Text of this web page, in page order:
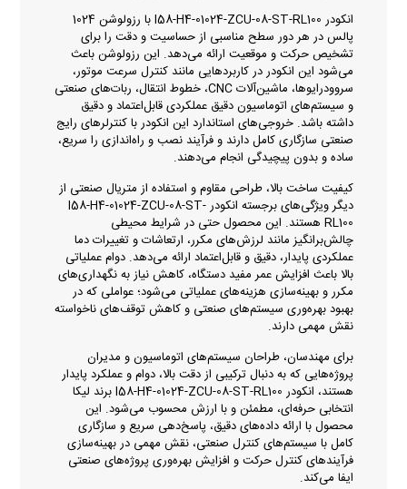
انکودر I58-H4-01024-ZCU-08-ST-RL100 با رزولوشن 1024
پالس در هر دور سطح مناسبی از حساسیت و دقت را برای
تشخیص حرکت و موقعیت ارائه می‌دهد. این رزولوشن باعث
می‌شود این انکودر در کاربردهایی مانند کنترل سرعت موتور،
سروودرایوها، ماشین‌آلات CNC، خطوط انتقال، ربات‌های صنعتی
و سیستم‌های اتوماسیون دقیق عملکردی قابل‌اعتماد و دقیق
داشته باشد. خروجی‌های استاندارد این انکودر با کنترلرهای رایج
صنعتی سازگاری کامل دارند و فرآیند نصب و راه‌اندازی را سریع،
ساده و بدون پیچیدگی انجام می‌دهند.
کیفیت ساخت بالا، طراحی مقاوم و استفاده از متریال صنعتی از
دیگر ویژگی‌های برجسته انکودر I58-H4-01024-ZCU-08-ST-
RL100 هستند. این محصول حتی در شرایط محیطی
چالش‌برانگیز مانند لرزش‌های مکرر، ارتعاشات و تغییرات دما
عملکردی پایدار، دقیق و قابل‌اعتماد ارائه می‌دهد. دوام عملیاتی
بالا باعث افزایش عمر مفید دستگاه، کاهش نیاز به نگهداری‌های
مکرر و بهینه‌سازی هزینه‌های عملیاتی می‌شود؛ عواملی که در
بهبود بهره‌وری سیستم‌های صنعتی و کاهش توقف‌های ناخواسته
نقش مهمی دارند.
برای مهندسان، طراحان سیستم‌های اتوماسیون و مدیران
پروژه‌هایی که به دنبال ترکیبی از دقت بالا، دوام و عملکرد پایدار
هستند، انکودر I58-H4-01024-ZCU-08-ST-RL100 برند لیکا
انتخابی حرفه‌ای، مطمئن و با ارزش محسوب می‌شود. این
محصول با ارائه داده‌های دقیق، پاسخ‌دهی سریع و سازگاری
کامل با سیستم‌های کنترل صنعتی، نقش مهمی در بهینه‌سازی
فرآیندهای کنترل حرکت و افزایش بهره‌وری پروژه‌های صنعتی
ایفا می‌کند.